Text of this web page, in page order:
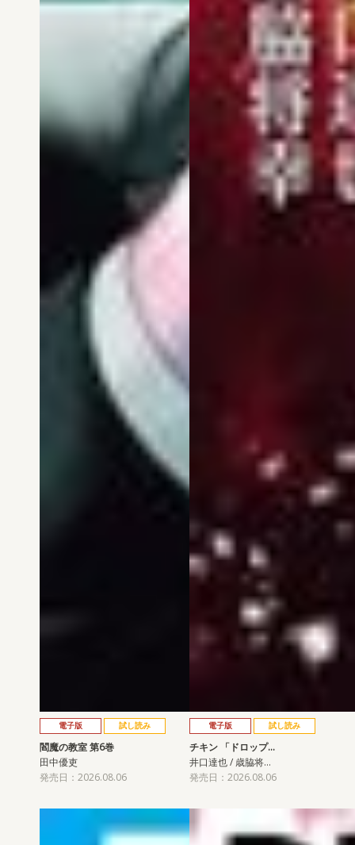
電子版 試し読み
閻魔の教室 第6巻
田中優吏
発売日：2026.08.06
電子版 試し読み
チキン 「ドロップ…
井口達也 / 歳脇将…
発売日：2026.08.06